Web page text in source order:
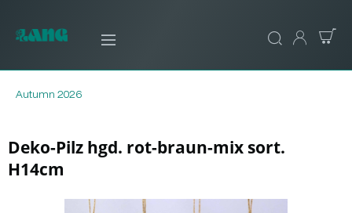
Autumn 2026
Deko-Pilz hgd. rot-braun-mix sort.
H14cm